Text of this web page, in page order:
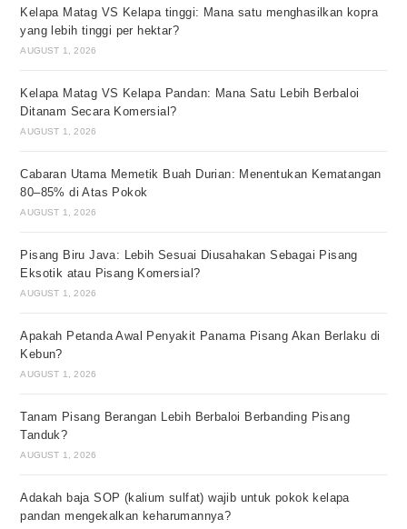
Kelapa Matag VS Kelapa tinggi: Mana satu menghasilkan kopra
yang lebih tinggi per hektar?
AUGUST 1, 2026
Kelapa Matag VS Kelapa Pandan: Mana Satu Lebih Berbaloi
Ditanam Secara Komersial?
AUGUST 1, 2026
Cabaran Utama Memetik Buah Durian: Menentukan Kematangan
80–85% di Atas Pokok
AUGUST 1, 2026
Pisang Biru Java: Lebih Sesuai Diusahakan Sebagai Pisang
Eksotik atau Pisang Komersial?
AUGUST 1, 2026
Apakah Petanda Awal Penyakit Panama Pisang Akan Berlaku di
Kebun?
AUGUST 1, 2026
Tanam Pisang Berangan Lebih Berbaloi Berbanding Pisang
Tanduk?
AUGUST 1, 2026
Adakah baja SOP (kalium sulfat) wajib untuk pokok kelapa
pandan mengekalkan keharumannya?